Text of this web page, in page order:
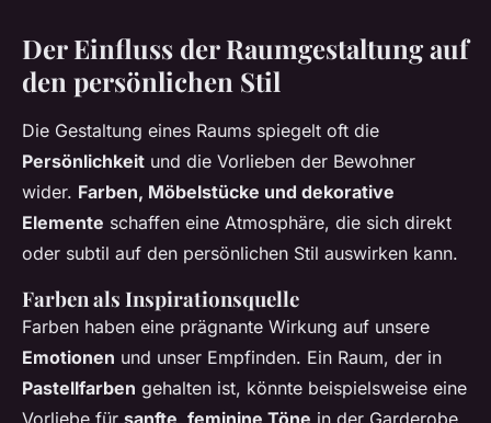
Der Einfluss der Raumgestaltung auf
den persönlichen Stil
Die Gestaltung eines Raums spiegelt oft die
Persönlichkeit und die Vorlieben der Bewohner
wider. Farben, Möbelstücke und dekorative
Elemente schaffen eine Atmosphäre, die sich direkt
oder subtil auf den persönlichen Stil auswirken kann.
Farben als Inspirationsquelle
Farben haben eine prägnante Wirkung auf unsere
Emotionen und unser Empfinden. Ein Raum, der in
Pastellfarben gehalten ist, könnte beispielsweise eine